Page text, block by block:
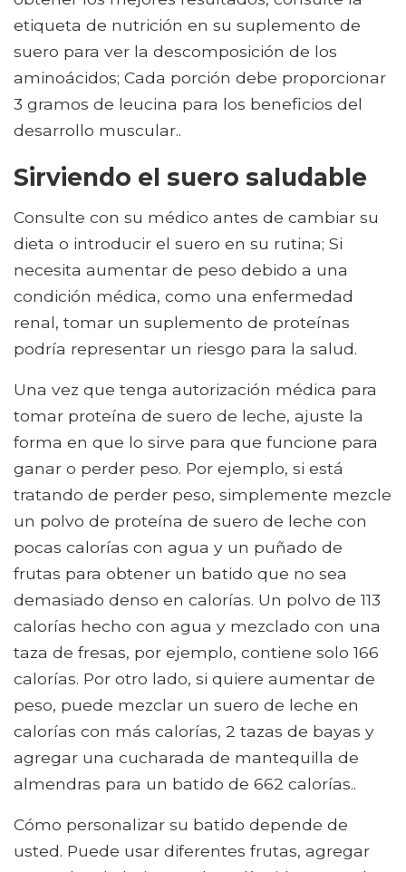
etiqueta de nutrición en su suplemento de
suero para ver la descomposición de los
aminoácidos; Cada porción debe proporcionar
3 gramos de leucina para los beneficios del
desarrollo muscular..
Sirviendo el suero saludable
Consulte con su médico antes de cambiar su
dieta o introducir el suero en su rutina; Si
necesita aumentar de peso debido a una
condición médica, como una enfermedad
renal, tomar un suplemento de proteínas
podría representar un riesgo para la salud.
Una vez que tenga autorización médica para
tomar proteína de suero de leche, ajuste la
forma en que lo sirve para que funcione para
ganar o perder peso. Por ejemplo, si está
tratando de perder peso, simplemente mezcle
un polvo de proteína de suero de leche con
pocas calorías con agua y un puñado de
frutas para obtener un batido que no sea
demasiado denso en calorías. Un polvo de 113
calorías hecho con agua y mezclado con una
taza de fresas, por ejemplo, contiene solo 166
calorías. Por otro lado, si quiere aumentar de
peso, puede mezclar un suero de leche en
calorías con más calorías, 2 tazas de bayas y
agregar una cucharada de mantequilla de
almendras para un batido de 662 calorías..
Cómo personalizar su batido depende de
usted. Puede usar diferentes frutas, agregar